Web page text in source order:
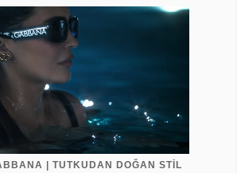
| TUTKUDAN DOĞAN STİL